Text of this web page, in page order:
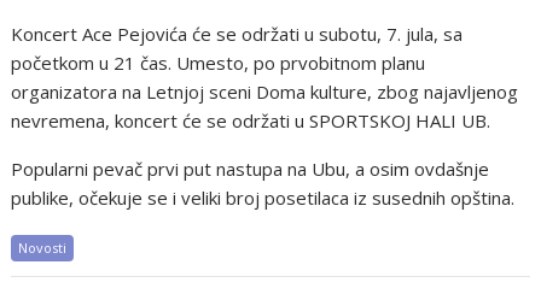
Koncert Ace Pejovića će se održati u subotu, 7. jula, sa
početkom u 21 čas. Umesto, po prvobitnom planu
organizatora na Letnjoj sceni Doma kulture, zbog najavljenog
nevremena, koncert će se održati u SPORTSKOJ HALI UB.
Popularni pevač prvi put nastupa na Ubu, a osim ovdašnje
publike, očekuje se i veliki broj posetilaca iz susednih opština.
Novosti